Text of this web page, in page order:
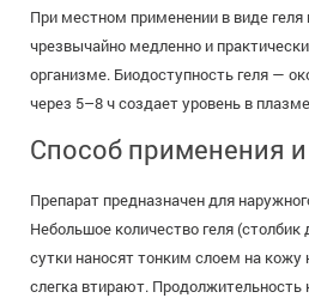
При местном применении в виде геля
чрезвычайно медленно и
организме. Биодоступность геля —
через 5–8 ч создает уровень в
Способ применения
Препарат предназначен для
Небольшое количество геля
сутки наносят тонким слоем на кожу
слегка втирают. Продолжительность